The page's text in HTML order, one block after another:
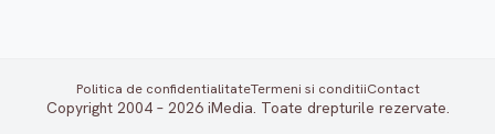
Politica de confidentialitateTermeni si conditiiContact
Copyright 2004 – 2026 iMedia. Toate drepturile rezervate.